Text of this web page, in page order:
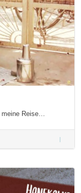
meine Reise…